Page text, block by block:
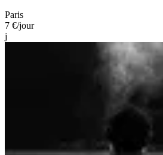
Paris
7 €/jour
j